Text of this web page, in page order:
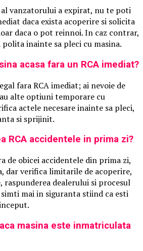
vanzatorului a expirat, nu te poti
daca exista acoperire si solicita
daca o pot reinnoi. In caz contrar,
inainte sa pleci cu masina.
acasa fara un RCA imediat?
fara RCA imediat; ai nevoie de
alte optiuni temporare cu
actele necesare inainte sa pleci,
si sprijinit.
RCA accidentele in prima zi?
de obicei accidentele din prima zi,
dar verifica limitarile de acoperire,
raspunderea dealerului si procesul
simti mai in siguranta stiind ca esti
masina este inmatriculata